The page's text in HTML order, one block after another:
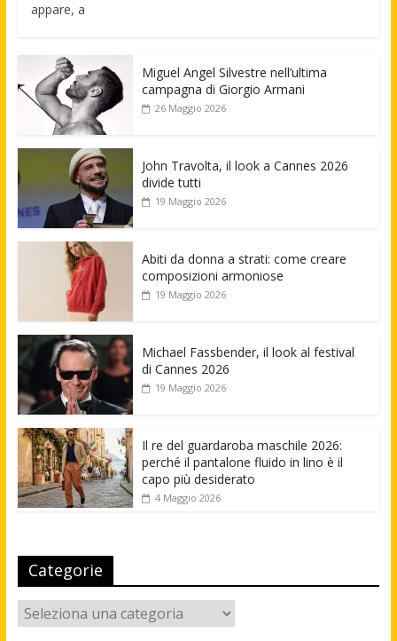
appare, a
Miguel Angel Silvestre nell’ultima
campagna di Giorgio Armani
26 Maggio 2026
John Travolta, il look a Cannes 2026
divide tutti
19 Maggio 2026
Abiti da donna a strati: come creare
composizioni armoniose
19 Maggio 2026
Michael Fassbender, il look al festival
di Cannes 2026
19 Maggio 2026
Il re del guardaroba maschile 2026:
perché il pantalone fluido in lino è il
capo più desiderato
4 Maggio 2026
Categorie
Categorie